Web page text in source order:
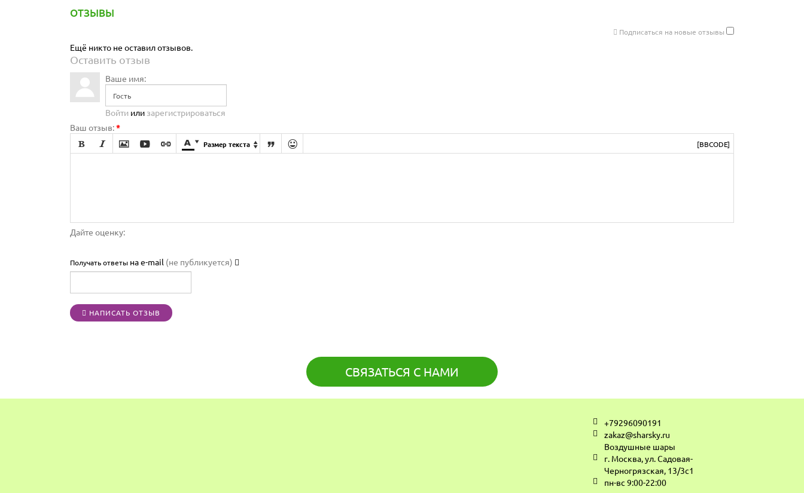
ОТЗЫВЫ
Подписаться на новые отзывы
Ещё никто не оставил отзывов.
Оставить отзыв
Ваше имя:
Войти или зарегистрироваться
Ваш отзыв:*

      Размер текста    [BBCODE]
Дайте оценку:
Получать ответы на e-mail (не публикуется)
НАПИСАТЬ ОТЗЫВ
СВЯЗАТЬСЯ С НАМИ
+79296090191
zakaz@sharsky.ru
Воздушные шары
г. Москва, ул. Садовая-
Черногрязская, 13/3с1
пн-вс 9:00-22:00